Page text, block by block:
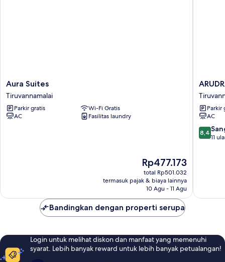
Aura
Suites
Tiruvannamalai
Aura Suites
Tiruvannamalai
Parkir gratis
Wi-Fi Gratis
AC
Fasilitas laundry
Harga
sekarang
Rp477.173
Rp477.173
total Rp501.032
termasuk pajak & biaya lainnya
10 Agu - 11 Agu
ARUDRA
Parkir
AC
8.4
dari
8,4
11
Bandingkan dengan properti serupa
Login untuk melihat diskon dan manfaat yang memenuhi
syarat. Lebih banyak reward untuk lebih banyak petualangan!